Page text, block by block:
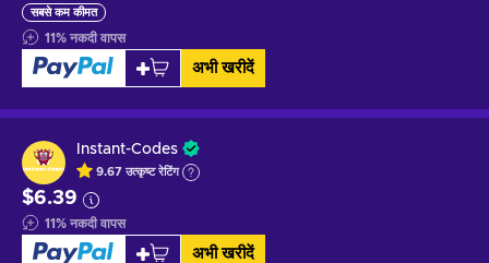
सबसे कम कीमत
11% नकदी वापस
अभी खरीदें
Instant-Codes
9.67 उत्कृष्टरेटिंग
$6.39
11% नकदी वापस
अभी खरीदें